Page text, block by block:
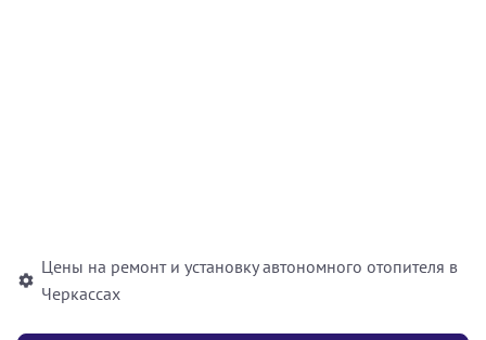
Цены на ремонт и установку автономного отопителя в
Черкассах